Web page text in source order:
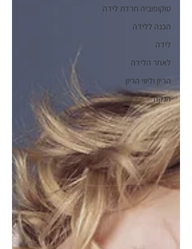
טוקופוביה חרדת לידה
הכנה ללידה
לידה
לאחר הלידה
הריון וליווי הריון
הנקה